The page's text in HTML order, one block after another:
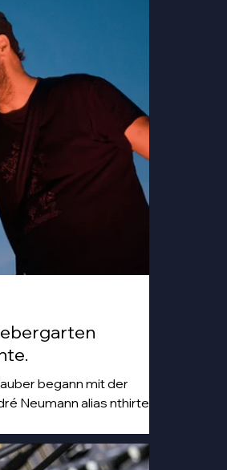
begann mit der
Neumann alias nthirteen
über seine E-
Sonne unterging.